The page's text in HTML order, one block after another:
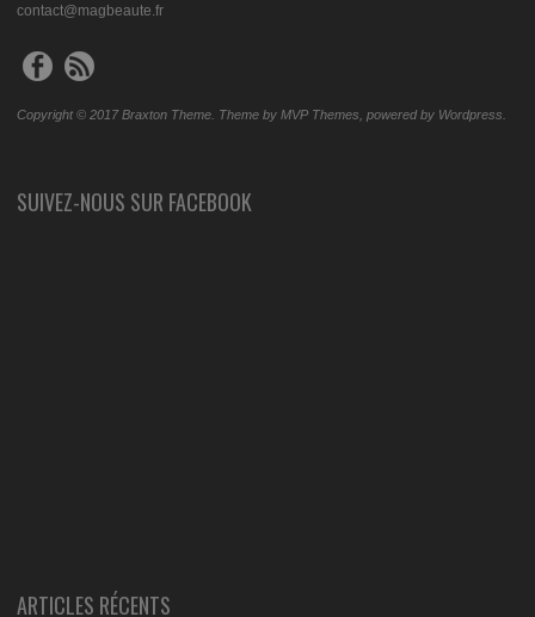
contact@magbeaute.fr
Copyright © 2017 Braxton Theme. Theme by MVP Themes, powered by Wordpress.
SUIVEZ-NOUS SUR FACEBOOK
ARTICLES RÉCENTS